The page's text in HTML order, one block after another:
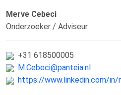
Merve Cebeci
Onderzoeker / Adviseur
+31 618500005
M.Cebeci@panteia.nl
https://www.linkedin.com/